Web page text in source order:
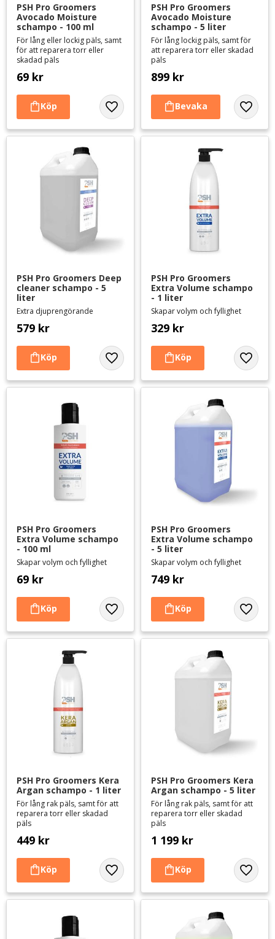
PSH Pro Groomers
Avocado Moisture
schampo - 100 ml
För lång eller lockig päls, samt
för att reparera torr eller
skadad päls
69 kr
Lägg till i favoriter
PSH Pro Groomers
Avocado Moisture
schampo - 5 liter
För lång lockig päls, samt för
att reparera torr eller skadad
päls
899 kr
Lägg
PSH Pro Groomers Deep
cleaner schampo - 5
liter
Extra djuprengörande
579 kr
Lägg till i favoriter
PSH Pro Groomers
Extra Volume schampo
- 1 liter
Skapar volym och fyllighet
329 kr
Lägg
PSH Pro Groomers
Extra Volume schampo
- 100 ml
Skapar volym och fyllighet
69 kr
Lägg till i favoriter
PSH Pro Groomers
Extra Volume schampo
- 5 liter
Skapar volym och fyllighet
749 kr
Lägg
PSH Pro Groomers Kera
Argan schampo - 1 liter
För lång rak päls, samt för att
reparera torr eller skadad
päls
449 kr
Lägg till i favoriter
PSH Pro Groomers Kera
Argan schampo - 5 liter
För lång rak päls, samt för att
reparera torr eller skadad
päls
1 199 kr
Lägg